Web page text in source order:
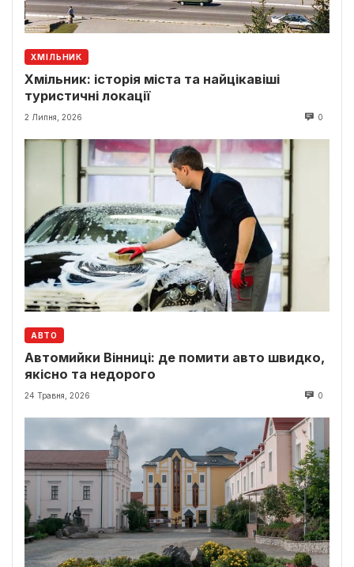
ХМІЛЬНИК
Хмільник: історія міста та найцікавіші
туристичні локації
2 Липня, 2026 0
АВТО
Автомийки Вінниці: де помити авто швидко,
якісно та недорого
24 Травня, 2026 0